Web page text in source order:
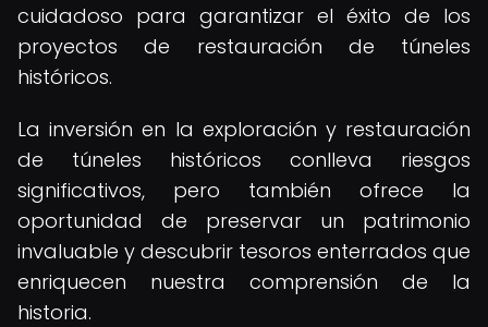
cuidadoso para garantizar el éxito de los
proyectos de restauración de túneles
históricos.
La inversión en la exploración y restauración
de túneles históricos conlleva riesgos
significativos, pero también ofrece la
oportunidad de preservar un patrimonio
invaluable y descubrir tesoros enterrados que
enriquecen nuestra comprensión de la
historia.